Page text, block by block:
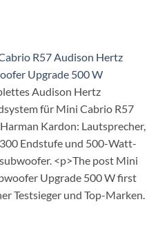
R57 Audison Hertz
Upgrade 500 W
Audison Hertz
für Mini Cabrio R57
Kardon: Lautsprecher,
Endstufe und 500-Watt-
<p>The post Mini
Upgrade 500 W first
Testsieger und Top-Marken.